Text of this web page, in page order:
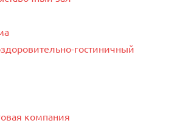
гостиничный
компания